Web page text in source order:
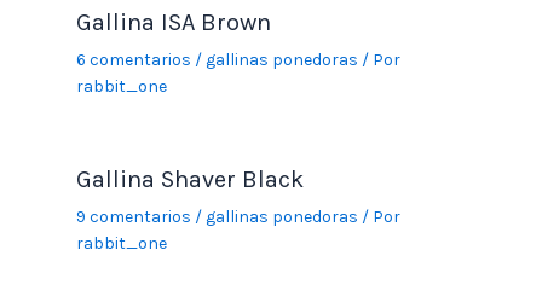
Gallina ISA Brown
6 comentarios / gallinas ponedoras / Por
rabbit_one
Gallina Shaver Black
9 comentarios / gallinas ponedoras / Por
rabbit_one